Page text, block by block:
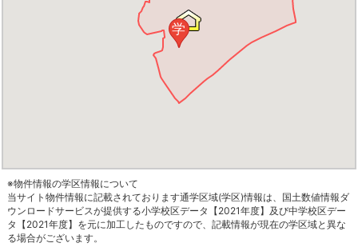
学
※物件情報の学区情報について
当サイト物件情報に記載されております通学区域(学区)情報は、国土数値情報ダ
ウンロードサービスが提供する小学校区データ【2021年度】及び中学校区デー
タ【2021年度】を元に加工したものですので、記載情報が現在の学区域と異な
る場合がございます。